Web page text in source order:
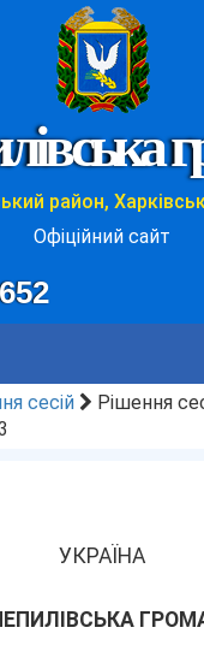
район,
Офіційний сайт
сесій
Рішення
УКРАЇНА